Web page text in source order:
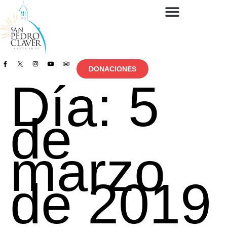
DONACIONES
Día: 5
de
marzo
de 2019